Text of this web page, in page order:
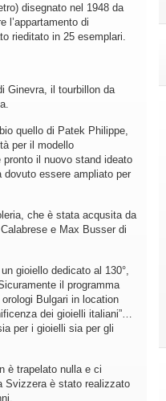
disegnato nel 1948 da
l’appartamento di
rieditato in 25 esemplari.
Ginevra, il tourbillon da
quello di Patek Philippe,
per il modello
pronto il nuovo stand ideato
essere ampliato per
che è stata acqusita da
e Max Busser di
gioiello dedicato al 130°,
il programma
Bulgari in location
dei gioielli italiani”…
per i gioielli sia per gli
è trapelato nulla e ci
Svizzera è stato realizzato